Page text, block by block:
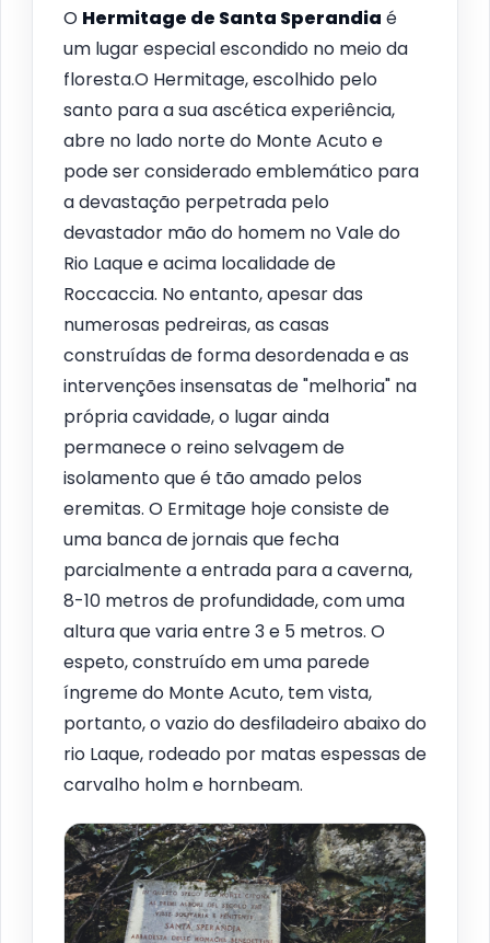
O Hermitage de Santa Sperandia é
um lugar especial escondido no meio da
floresta.O Hermitage, escolhido pelo
santo para a sua ascética experiência,
abre no lado norte do Monte Acuto e
pode ser considerado emblemático para
a devastação perpetrada pelo
devastador mão do homem no Vale do
Rio Laque e acima localidade de
Roccaccia. No entanto, apesar das
numerosas pedreiras, as casas
construídas de forma desordenada e as
intervenções insensatas de "melhoria" na
própria cavidade, o lugar ainda
permanece o reino selvagem de
isolamento que é tão amado pelos
eremitas. O Ermitage hoje consiste de
uma banca de jornais que fecha
parcialmente a entrada para a caverna,
8-10 metros de profundidade, com uma
altura que varia entre 3 e 5 metros. O
espeto, construído em uma parede
íngreme do Monte Acuto, tem vista,
portanto, o vazio do desfiladeiro abaixo do
rio Laque, rodeado por matas espessas de
carvalho holm e hornbeam.